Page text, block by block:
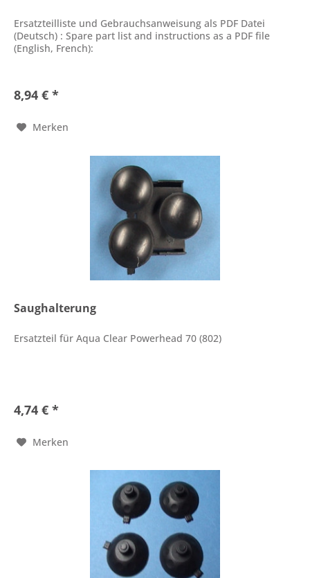
Ersatzteilliste und Gebrauchsanweisung als PDF Datei
(Deutsch) : Spare part list and instructions as a PDF file
(English, French):
8,94 € *
Merken
Saughalterung
Ersatzteil für Aqua Clear Powerhead 70 (802)
4,74 € *
Merken